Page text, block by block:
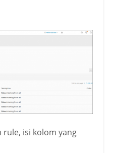
rule, isi kolom yang